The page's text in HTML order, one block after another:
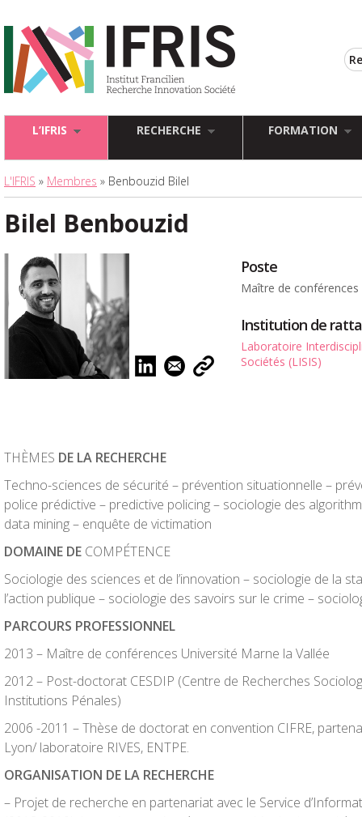
L’IFRIS RECHERCHE FORMATION
L'IFRIS » Membres » Benbouzid Bilel
Bilel Benbouzid
Poste
Maître de conférences
Institution de
Laboratoire
Sociétés (LISIS)
THÈMES DE LA RECHERCHE
Techno-sciences de sécurité – prévention situationnelle –
police prédictive – predictive policing – sociologie des
data mining – enquête de victimation
DOMAINE DE COMPÉTENCE
Sociologie des sciences et de l’innovation – sociologie de la
l’action publique – sociologie des savoirs sur le crime –
PARCOURS PROFESSIONNEL
2013 – Maître de conférences Université Marne la Vallée
2012 – Post-doctorat CESDIP (Centre de Recherches
Institutions Pénales)
2006 -2011 – Thèse de doctorat en convention CIFRE,
Lyon/ laboratoire RIVES, ENTPE.
ORGANISATION DE LA RECHERCHE
– Projet de recherche en partenariat avec le Service